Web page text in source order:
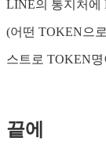
LINE의 통지처에
(어떤 TOKEN으
스트로 TOKEN
끝에